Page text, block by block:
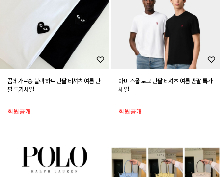
꼼데가르송 블랙 하트 반팔 티셔츠 여름 반
팔 특가세일
회원공개
아미 스몰 로고 반팔 티셔츠 여름 반팔 특가
세일
회원공개